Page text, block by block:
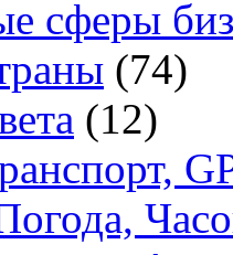
сферы
(74)
(12)